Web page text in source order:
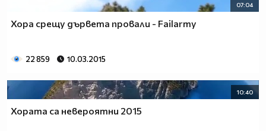
07:04
Хора срещу дървета провали - Failarmy
22 859 10.03.2015
10:40
Хората са невероятни 2015